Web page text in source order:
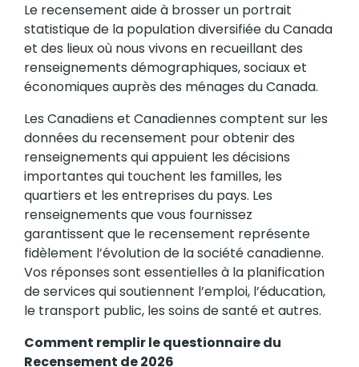
Le recensement aide à brosser un portrait
statistique de la population diversifiée du Canada
et des lieux où nous vivons en recueillant des
renseignements démographiques, sociaux et
économiques auprès des ménages du Canada.
Les Canadiens et Canadiennes comptent sur les
données du recensement pour obtenir des
renseignements qui appuient les décisions
importantes qui touchent les familles, les
quartiers et les entreprises du pays. Les
renseignements que vous fournissez
garantissent que le recensement représente
fidèlement l’évolution de la société canadienne.
Vos réponses sont essentielles à la planification
de services qui soutiennent l’emploi, l’éducation,
le transport public, les soins de santé et autres.
Comment remplir le questionnaire du
Recensement de 2026